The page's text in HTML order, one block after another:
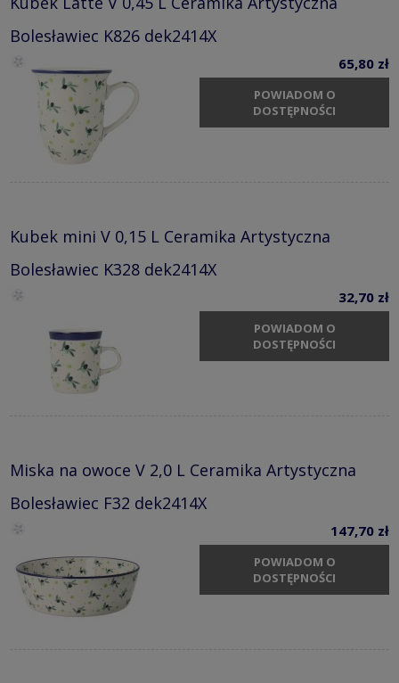
Bolesławiec K826 dek2414X
65,80 zł
POWIADOM O
DOSTĘPNOŚCI
Kubek mini V 0,15 L Ceramika Artystyczna
Bolesławiec K328 dek2414X
32,70 zł
POWIADOM O
DOSTĘPNOŚCI
Miska na owoce V 2,0 L Ceramika Artystyczna
Bolesławiec F32 dek2414X
147,70 zł
POWIADOM O
DOSTĘPNOŚCI